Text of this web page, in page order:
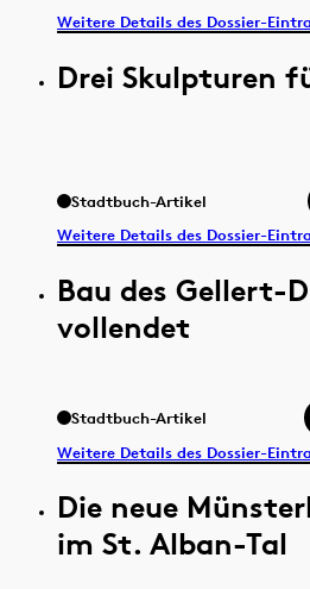
Weitere Details des Dossier-
Drei Skulpturen
Stadtbuch-Artikel
Weitere Details des Dossier-
Bau des Gellert-
vollendet
Stadtbuch-Artikel
Weitere Details des Dossier-
Die neue
im St. Alban-Tal